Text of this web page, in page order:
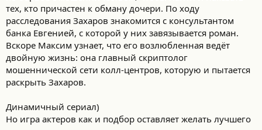
тех, кто причастен к обману дочери. По ходу
расследования Захаров знакомится с консультантом
банка Евгенией, с которой у них завязывается роман.
Вскоре Максим узнает, что его возлюбленная ведёт
двойную жизнь: она главный скриптолог
мошеннической сети колл-центров, которую и пытается
раскрыть Захаров.
Динамичный сериал)
Но игра актеров как и подбор оставляет желать лучшего